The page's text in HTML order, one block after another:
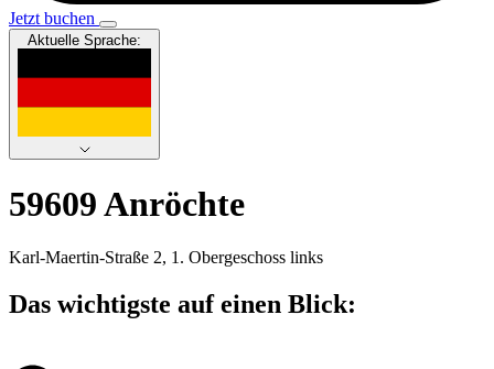
Jetzt buchen
Aktuelle Sprache:
59609 Anröchte
Karl-Maertin-Straße 2, 1. Obergeschoss links
Das wichtigste auf einen Blick: